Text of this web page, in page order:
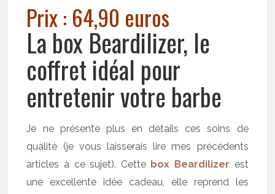
Prix : 64,90 euros
La box Beardilizer, le
coffret idéal pour
entretenir votre barbe
Je ne présente plus en détails ces soins de
qualité (je vous laisserais lire mes précédents
articles à ce sujet). Cette box Beardilizer est
une excellente idée cadeau, elle reprend les